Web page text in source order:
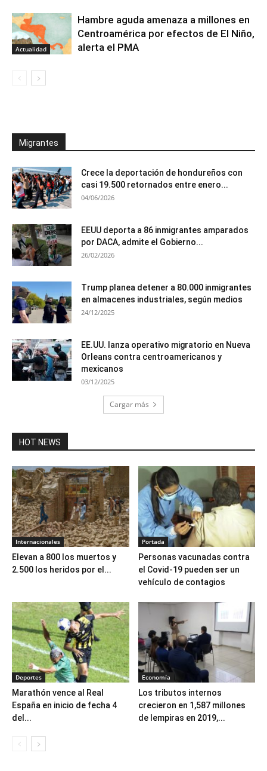
Actualidad
Hambre aguda amenaza a millones en
Centroamérica por efectos de El Niño,
alerta el PMA
Migrantes
Crece la deportación de hondureños con
casi 19.500 retornados entre enero...
04/06/2026
EEUU deporta a 86 inmigrantes amparados
por DACA, admite el Gobierno...
26/02/2026
Trump planea detener a 80.000 inmigrantes
en almacenes industriales, según medios
24/12/2025
EE.UU. lanza operativo migratorio en Nueva
Orleans contra centroamericanos y
mexicanos
03/12/2025
Cargar más
HOT NEWS
Internacionales
Elevan a 800 los muertos y
2.500 los heridos por el...
Portada
Personas vacunadas contra
el Covid-19 pueden ser un
vehículo de contagios
Deportes
Marathón vence al Real
España en inicio de fecha 4
del...
Economía
Los tributos internos
crecieron en 1,587 millones
de lempiras en 2019,...